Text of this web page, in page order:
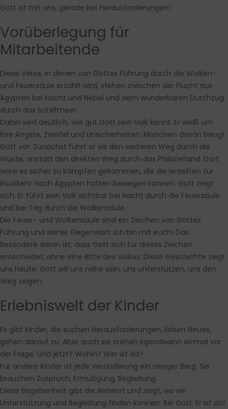
Gott ist mit uns, gerade bei Herausforderungen!
Vorüberlegung für
Mitarbeitende
Diese Verse, in denen von Gottes Führung durch die Wolken-
und Feuersäule erzählt wird, stehen zwischen der Flucht aus
Ägypten bei Nacht und Nebel und dem wunderbaren Durchzug
durch das Schilfmeer.
Dabei wird deutlich, wie gut Gott sein Volk kennt. Er weiß um
ihre Ängste, Zweifel und Unsicherheiten. Manchen davon beugt
Gott vor: Zunächst führt er sie den weiteren Weg durch die
Wüste, anstatt den direkten Weg durch das Philisterland. Dort
wäre es sicher zu Kämpfen gekommen, die die Israeliten zur
Rückkehr nach Ägypten hätten bewegen können. Gott zeigt
sich. Er führt sein Volk sichtbar bei Nacht durch die Feuersäule
und bei Tag durch die Wolkensäule.
Die Feuer- und Wolkensäule sind ein Zeichen von Gottes
Führung und seiner Gegenwart: Ich bin mit euch! Das
Besondere daran ist, dass Gott sich für dieses Zeichen
entscheidet, ohne eine Bitte des Volkes. Diese Geschichte zeigt
uns heute: Gott will uns nahe sein, uns unterstützen, uns den
Weg zeigen.
Erlebniswelt der Kinder
Es gibt Kinder, die suchen Herausforderungen, lieben Neues,
gehen darauf zu. Aber auch sie stehen irgendwann einmal vor
der Frage: Und jetzt? Wohin? Wer ist da?
Für andere Kinder ist jede Veränderung ein riesiger Berg. Sie
brauchen Zuspruch, Ermutigung, Begleitung.
Diese Begebenheit gibt die Antwort und zeigt, wo wir
Unterstützung und Begleitung finden können: Bei Gott. Er ist da!